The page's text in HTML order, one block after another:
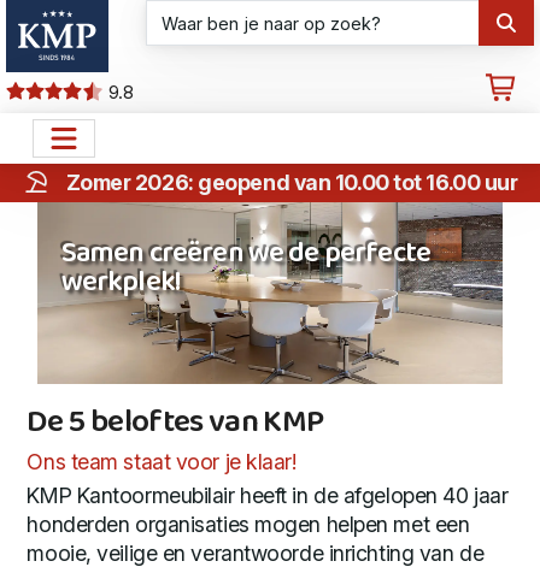
9.8
Zomer 2026: geopend van 10.00 tot 16.00 uur
Samen creëren we de perfecte
werkplek!
De 5 beloftes van KMP
De 5 beloftes van KMP
Ons team staat voor je klaar!
KMP Kantoormeubilair heeft in de afgelopen 40 jaar
honderden organisaties mogen helpen met een
mooie, veilige en verantwoorde inrichting van de